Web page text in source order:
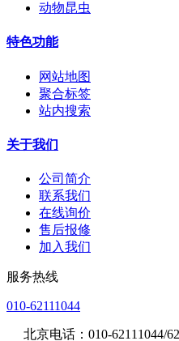
动物昆虫
特色功能
网站地图
聚合标签
站内搜索
关于我们
公司简介
联系我们
在线询价
售后报修
加入我们
服务热线
010-62111044
北京电话：010-62111044/